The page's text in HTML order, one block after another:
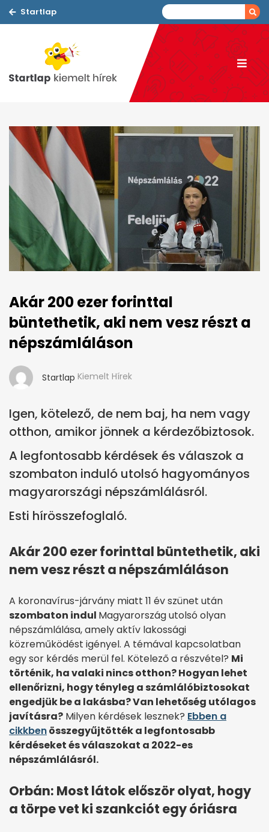
Startlap
Akár 200 ezer forinttal
büntethetik, aki nem vesz részt a
népszámláláson
Startlap Kiemelt Hírek
Igen, kötelező, de nem baj, ha nem vagy
otthon, amikor jönnek a kérdezőbiztosok.
A legfontosabb kérdések és válaszok a
szombaton induló utolsó hagyományos
magyarországi népszámlálásról.
Esti hírösszefoglaló.
Akár 200 ezer forinttal büntethetik, aki
nem vesz részt a népszámláláson
A koronavírus-járvány miatt 11 év szünet után
szombaton indul Magyarország utolsó olyan
népszámlálása, amely aktív lakossági
közreműködést igényel. A témával kapcsolatban
egy sor kérdés merül fel. Kötelező a részvétel? Mi
történik, ha valaki nincs otthon? Hogyan lehet
ellenőrizni, hogy tényleg a számlálóbiztosokat
engedjük be a lakásba? Van lehetőség utólagos
javításra? Milyen kérdések lesznek? Ebben a
cikkbenösszegyűjtötték a legfontosabb
kérdéseket és válaszokat a 2022-es
népszámlálásról.
Orbán: Most látok először olyat, hogy
a törpe vet ki szankciót egy óriásra